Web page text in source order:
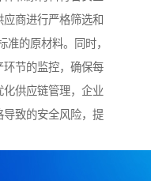
商进行严格筛选和
准的原材料。同时，
节的监控，确保每
供应链管理，企业
导致的安全风险，提